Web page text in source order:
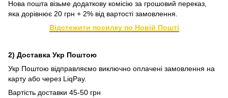
Нова пошта візьме додаткову комісію за грошовий переказ,
яка дорівнює 20 грн + 2% від вартості замовлення.
Відстежити посилку по Новій Пошті
2) Доставка Укр Поштою
Укр Поштою відправляємо виключно оплачені замовлення на
карту або через LiqPay.
Вартість доставки 45-50 грн